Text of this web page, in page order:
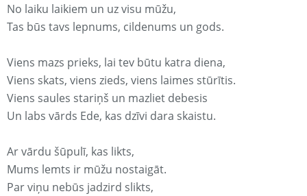
No laiku laikiem un uz visu mūžu,
Tas būs tavs lepnums, cildenums un gods.
Viens mazs prieks, lai tev būtu katra diena,
Viens skats, viens zieds, viens laimes stūrītis.
Viens saules stariņš un mazliet debesis
Un labs vārds Ede, kas dzīvi dara skaistu.
Ar vārdu šūpulī, kas likts,
Mums lemts ir mūžu nostaigāt.
Par viņu nebūs jadzird slikts,